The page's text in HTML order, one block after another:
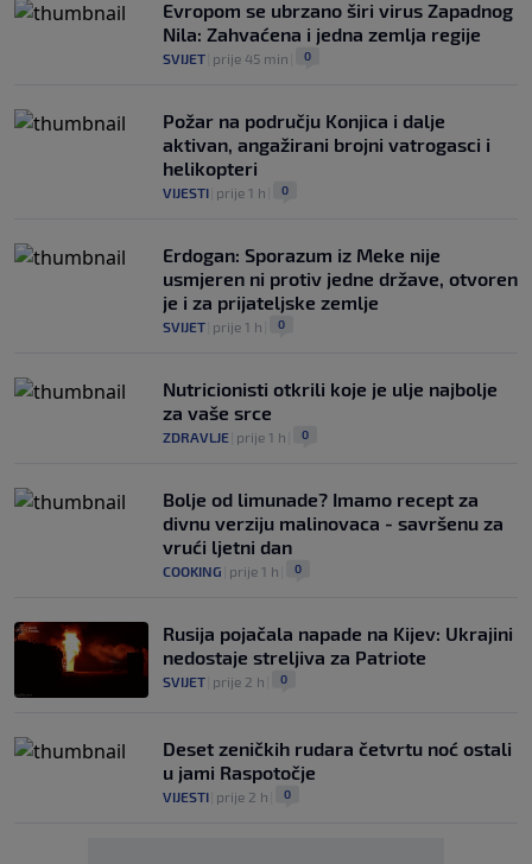
Evropom se ubrzano širi virus Zapadnog
Nila: Zahvaćena i jedna zemlja regije
SVIJET prije 45 min 0
Požar na području Konjica i dalje
aktivan, angažirani brojni vatrogasci i
helikopteri
VIJESTI prije 1 h 0
Erdogan: Sporazum iz Meke nije
usmjeren ni protiv jedne države, otvoren
je i za prijateljske zemlje
SVIJET prije 1 h 0
Nutricionisti otkrili koje je ulje najbolje
za vaše srce
ZDRAVLJE prije 1 h 0
Bolje od limunade? Imamo recept za
divnu verziju malinovaca - savršenu za
vrući ljetni dan
COOKING prije 1 h 0
Rusija pojačala napade na Kijev: Ukrajini
nedostaje streljiva za Patriote
SVIJET prije 2 h 0
Deset zeničkih rudara četvrtu noć ostali
u jami Raspotočje
VIJESTI prije 2 h 0